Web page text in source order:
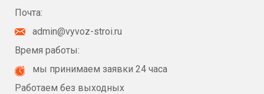
Почта:
admin@vyvoz-stroi.ru
Время работы:
мы принимаем заявки 24 часа
Работаем без выходных